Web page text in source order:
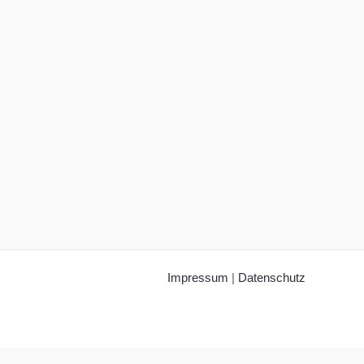
Impressum | Datenschutz